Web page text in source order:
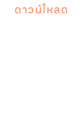
ดาวน์โหลด